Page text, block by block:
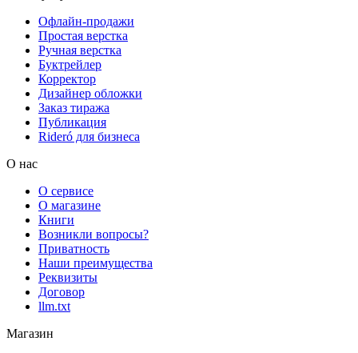
Офлайн-продажи
Простая верстка
Ручная верстка
Буктрейлер
Корректор
Дизайнер обложки
Заказ тиража
Публикация
Rideró для бизнеса
О нас
О сервисе
О магазине
Книги
Возникли вопросы?
Приватность
Наши преимущества
Реквизиты
Договор
llm.txt
Магазин